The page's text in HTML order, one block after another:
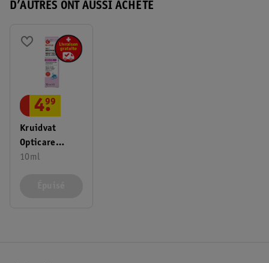
D’AUTRES ONT AUSSI ACHETÉ
Kruidvat
Opticare
Gouttes
10ml
4.
99